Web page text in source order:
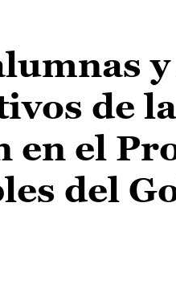
de
en el
del